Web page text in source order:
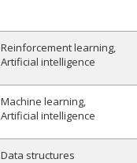
Reinforcement learning
Artificial intelligence
Machine learning
Artificial intelligence
Data structures